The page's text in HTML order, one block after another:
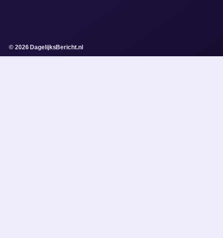
© 2026 DagelijksBericht.nl